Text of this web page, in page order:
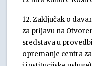
12. Zaključak o
za prijavu na
sredstava u
opremanje centra